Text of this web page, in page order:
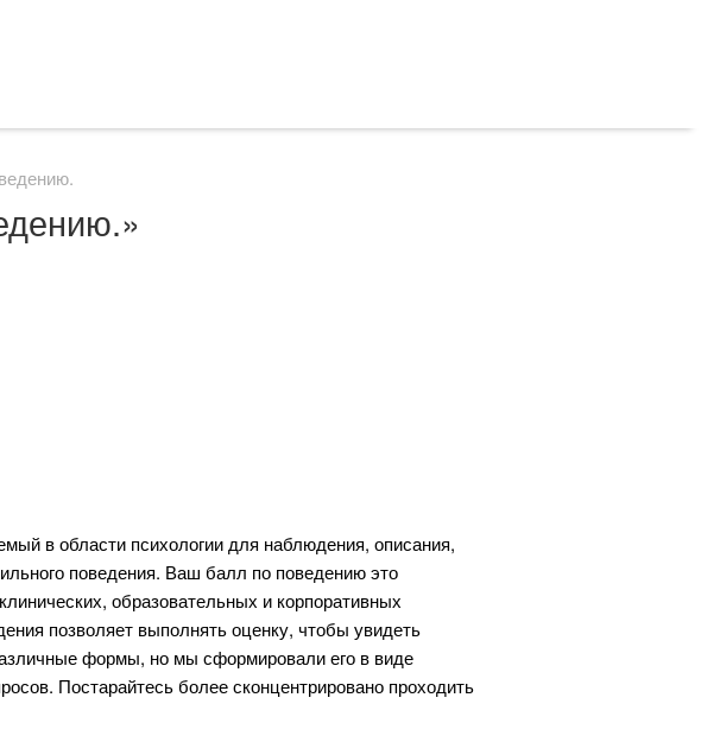
в области психологии для наблюдения, описания,
поведения. Ваш балл по поведению это
образовательных и корпоративных
позволяет выполнять оценку, чтобы увидеть
формы, но мы сформировали его в виде
Постарайтесь более сконцентрировано проходить